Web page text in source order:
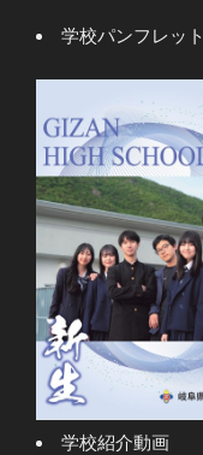
学校パンフレット
学校紹介動画